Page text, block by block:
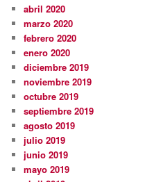
abril 2020
marzo 2020
febrero 2020
enero 2020
diciembre 2019
noviembre 2019
octubre 2019
septiembre 2019
agosto 2019
julio 2019
junio 2019
mayo 2019